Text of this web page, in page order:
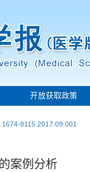
开放获取政策
8115.2017.09.001
案例分析